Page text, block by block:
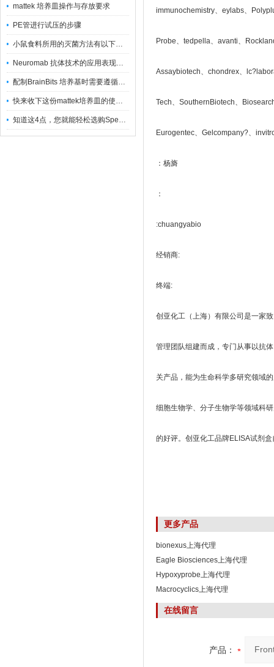
mattek 培养皿操作与存放要求
PE管进行试压的步骤
小鼠食料所用的灭菌方法有以下三种
Neuromab 抗体技术的应用表现在这几方面
配制BrainBits 培养基时需要遵循的原则
快来收下这份mattek培养皿的使用指南
知道这4点，您就能轻松选购Spectrum 膜
immunochemistry、eylabs、
Probe、tedpella、avanti、
Assaybiotech、chondrex、
Tech、SouthernBiotech、
Eurogentec、Gelcompany?、
：杨旖
：
:chuangyabio
经销商:
终端:
创亚化工（上海）有限公司是一家
管理团队组建而成，专门从事以抗
关产品，能为生命科学多研究领域
细胞生物学、分子生物学等领域科
的好评。创亚化工品牌ELISA试剂
更多产品
bionexus上海代理
Eagle Biosciences上海代理
Hypoxyprobe上海代理
Macrocyclics上海代理
在线留言
产品：